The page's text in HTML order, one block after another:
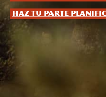
Haz tu parte